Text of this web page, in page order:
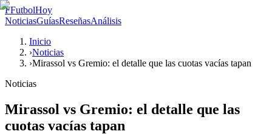
FFutbolHoy
NoticiasGuíasReseñasAnálisis
Inicio
›Noticias
›Mirassol vs Gremio: el detalle que las cuotas vacías tapan
Noticias
Mirassol vs Gremio: el detalle que las
cuotas vacías tapan